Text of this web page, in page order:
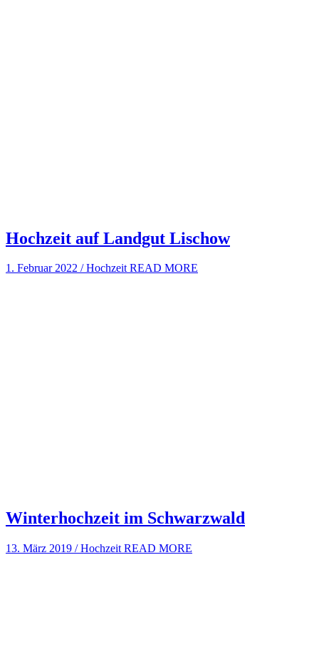
Hochzeit auf Landgut Lischow
1. Februar 2022 /HochzeitREAD MORE
Winterhochzeit im Schwarzwald
13. März 2019 /Hochzeit READ MORE